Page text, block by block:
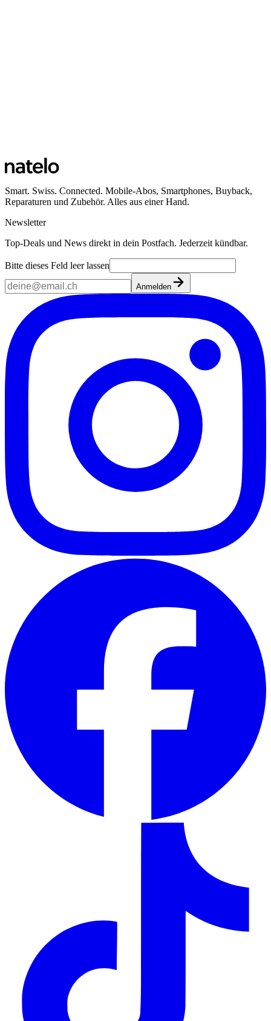
Smart. Swiss. Connected. Mobile-Abos, Smartphones, Buyback,
Reparaturen und Zubehör. Alles aus einer Hand.
Newsletter
Top-Deals und News direkt in dein Postfach. Jederzeit kündbar.
Bitte dieses Feld leer lassen
Anmelden